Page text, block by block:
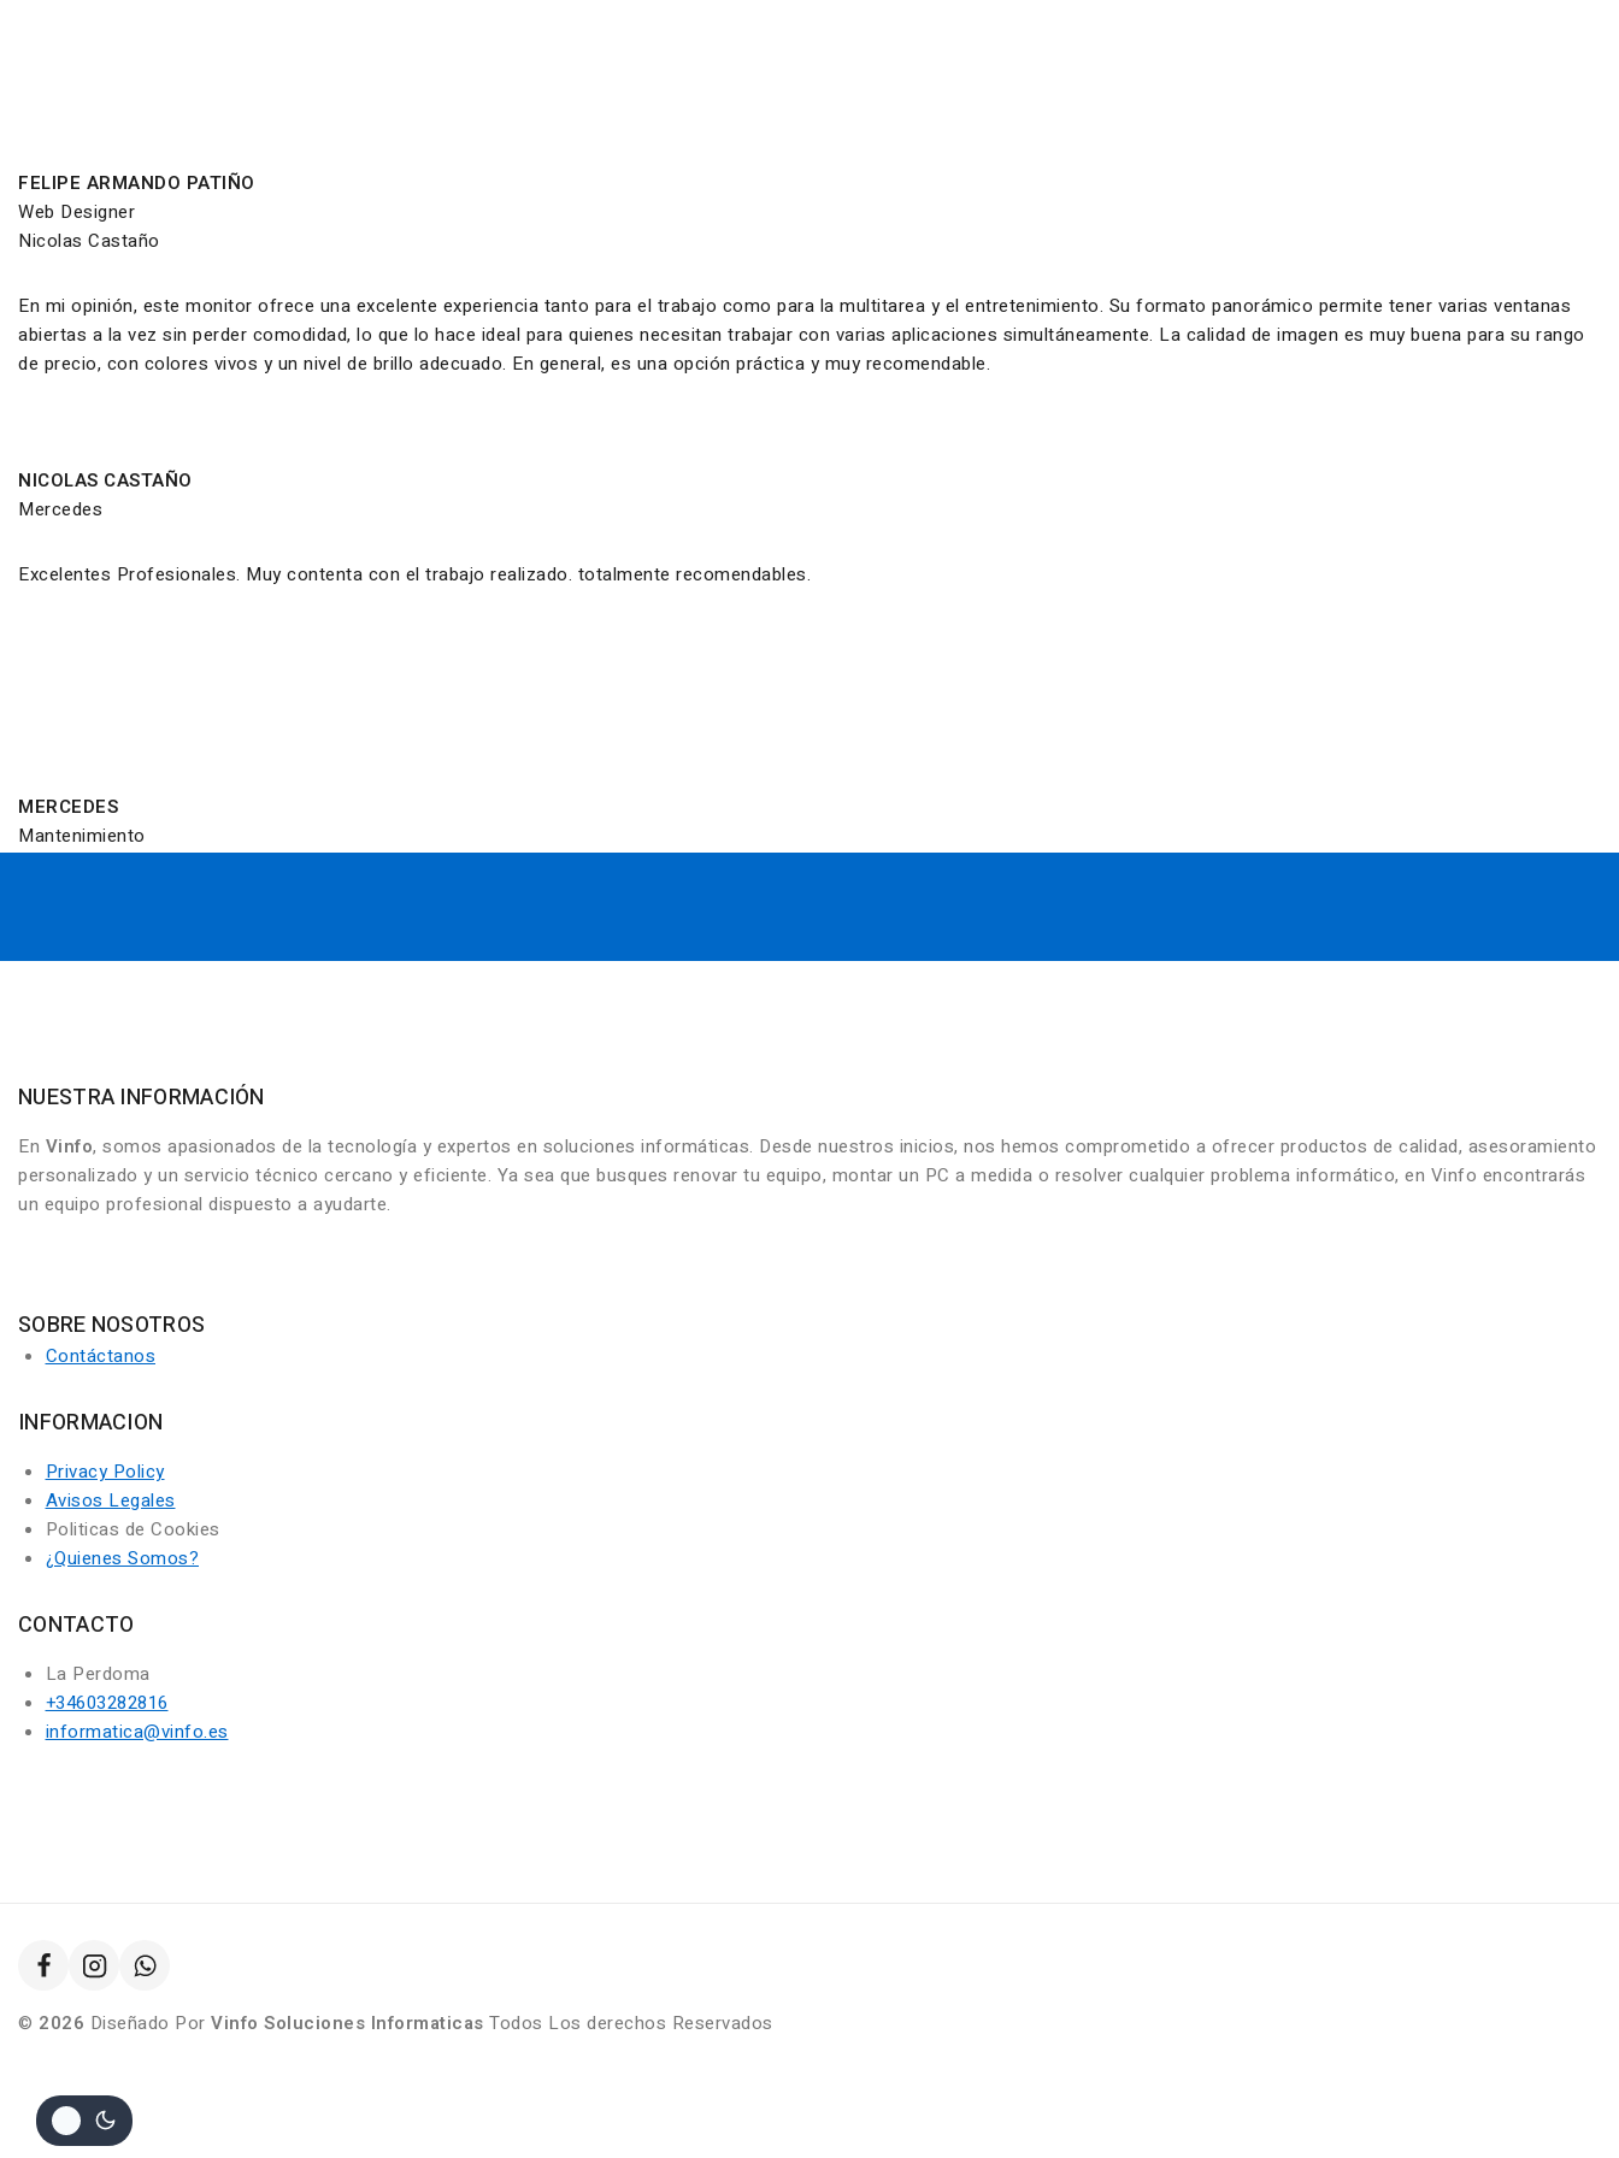
FELIPE ARMANDO PATIÑO
Web Designer
Nicolas Castaño
En mi opinión, este monitor ofrece una excelente experiencia tanto para el trabajo como para la multitarea y el entretenimiento. Su formato panorámico permite tener varias ventanas
abiertas a la vez sin perder comodidad, lo que lo hace ideal para quienes necesitan trabajar con varias aplicaciones simultáneamente. La calidad de imagen es muy buena para su rango
de precio, con colores vivos y un nivel de brillo adecuado. En general, es una opción práctica y muy recomendable.
NICOLAS CASTAÑO
Mercedes
Excelentes Profesionales. Muy contenta con el trabajo realizado. totalmente recomendables.
MERCEDES
Mantenimiento
NUESTRA INFORMACIÓN
En Vinfo, somos apasionados de la tecnología y expertos en soluciones informáticas. Desde nuestros inicios, nos hemos comprometido a ofrecer productos de calidad, asesoramiento
personalizado y un servicio técnico cercano y eficiente. Ya sea que busques renovar tu equipo, montar un PC a medida o resolver cualquier problema informático, en Vinfo encontrarás
un equipo profesional dispuesto a ayudarte.
SOBRE NOSOTROS
Contáctanos
INFORMACION
Privacy Policy
Avisos Legales
Politicas de Cookies
¿Quienes Somos?
CONTACTO
La Perdoma
+34603282816
informatica@vinfo.es
© 2026 Diseñado Por Vinfo Soluciones Informaticas Todos Los derechos Reservados